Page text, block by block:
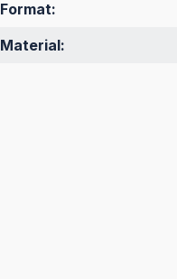
Format:
Material: